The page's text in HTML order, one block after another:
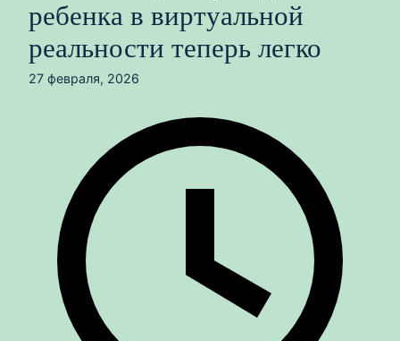
ребенка в виртуальной
реальности теперь легко
27 февраля, 2026